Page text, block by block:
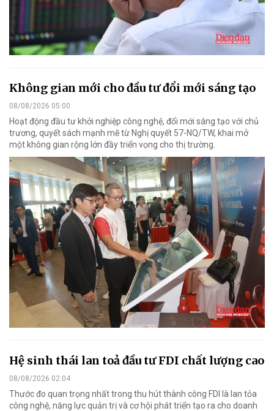
Không gian mới cho đầu tư đổi mới sáng tạo
08/08/2026 05:00
Hoạt động đầu tư khởi nghiệp công nghệ, đổi mới sáng tạo với chủ
trương, quyết sách mạnh mẽ từ Nghị quyết 57-NQ/TW, khai mở
một không gian rộng lớn đầy triển vọng cho thị trường.
Hệ sinh thái lan toả đầu tư FDI chất lượng cao
08/08/2026 02:04
Thước đo quan trọng nhất trong thu hút thành công FDI là lan tỏa
công nghệ, năng lực quản trị và cơ hội phát triển tạo ra cho doanh